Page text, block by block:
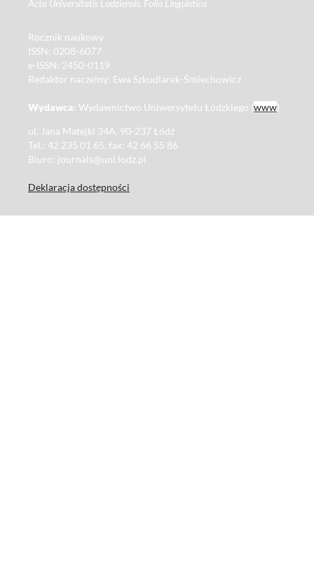
Acta Universitatis Lodziensis. Folia Linguistica
Rocznik naukowy
ISSN: 0208-6077
e-ISSN: 2450-0119
Redaktor naczelny: Ewa Szkudlarek-Śmiechowicz
Wydawca: Wydawnictwo Uniwersytetu Łódzkiego (www)
ul. Jana Matejki 34A, 90-237 Łódź
Tel.: 42 235 01 65, fax: 42 66 55 86
Biuro: journals@uni.lodz.pl
Deklaracja dostępności